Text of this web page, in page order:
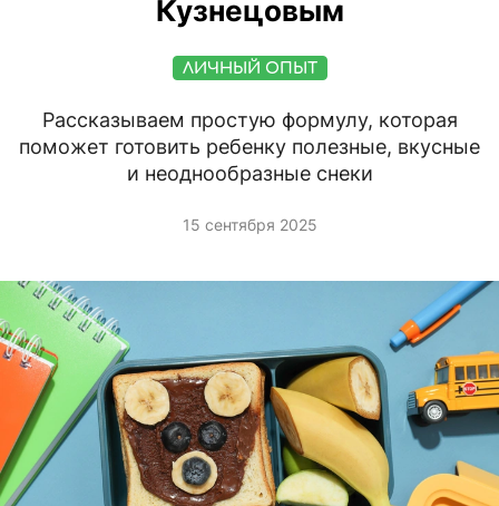
Кузнецовым
ЛИЧНЫЙ ОПЫТ
Рассказываем простую формулу, которая
поможет готовить ребенку полезные, вкусные
и неоднообразные снеки
15 сентября 2025